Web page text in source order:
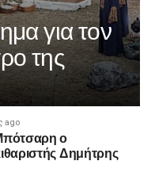
για τον
της
ago
ο
Δημήτρης